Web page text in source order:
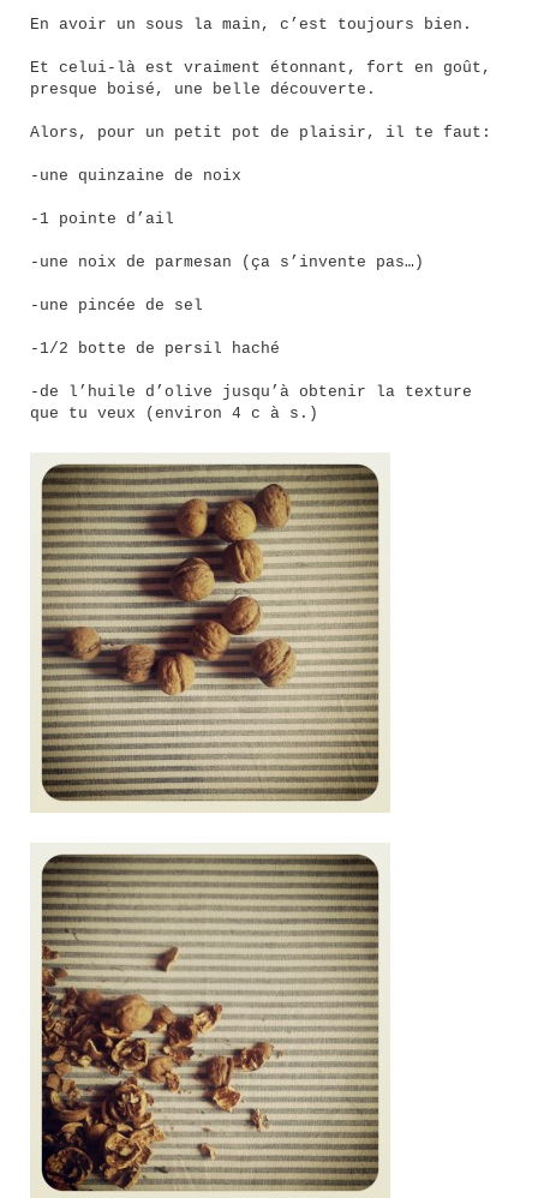
En avoir un sous la main, c’est toujours bien.
Et celui-là est vraiment étonnant, fort en goût,
presque boisé, une belle découverte.
Alors, pour un petit pot de plaisir, il te faut:
-une quinzaine de noix
-1 pointe d’ail
-une noix de parmesan (ça s’invente pas…)
-une pincée de sel
-1/2 botte de persil haché
-de l’huile d’olive jusqu’à obtenir la texture
que tu veux (environ 4 c à s.)